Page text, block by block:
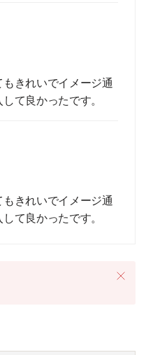
きれいでイメージ通
て良かったです。
きれいでイメージ通
て良かったです。